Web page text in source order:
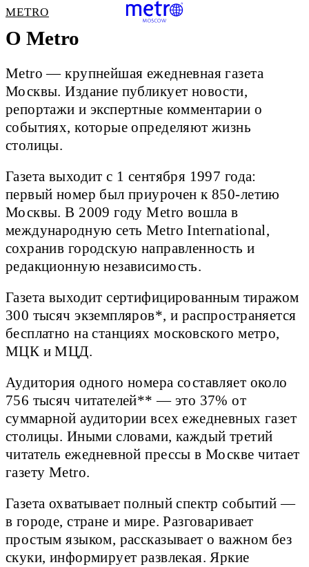
METRO
О Metro
Metro — крупнейшая ежедневная газета
Москвы. Издание публикует новости,
репортажи и экспертные комментарии о
событиях, которые определяют жизнь
столицы.
Газета выходит с 1 сентября 1997 года:
первый номер был приурочен к 850-летию
Москвы. В 2009 году Metro вошла в
международную сеть Metro International,
сохранив городскую направленность и
редакционную независимость.
Газета выходит сертифицированным тиражом
300 тысяч экземпляров*, и распространяется
бесплатно на станциях московского метро,
МЦК и МЦД.
Аудитория одного номера составляет около
756 тысяч читателей** — это 37% от
суммарной аудитории всех ежедневных газет
столицы. Иными словами, каждый третий
читатель ежедневной прессы в Москве читает
газету Metro.
Газета охватывает полный спектр событий —
в городе, стране и мире. Разговаривает
простым языком, рассказывает о важном без
скуки, информирует развлекая. Яркие